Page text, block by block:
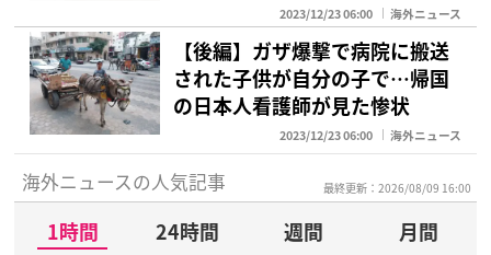
2023/12/23 06:00 海外ニュース
【後編】ガザ爆撃で病院に搬送
された子供が自分の子で…帰国
の日本人看護師が見た惨状
2023/12/23 06:00 海外ニュース
海外ニュースの人気記事 最終更新：2026/08/09 16:00
1時間 24時間 週間
月間